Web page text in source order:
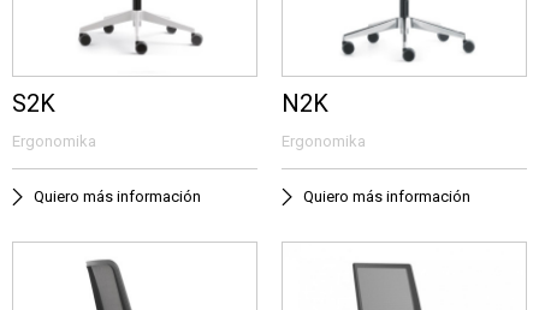
S2K
Ergonomika
Quiero más información
N2K
Ergonomika
Quiero más información